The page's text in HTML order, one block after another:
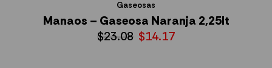
Gaseosas
Manaos – Gaseosa Naranja 2,25lt
$23.08 $14.17